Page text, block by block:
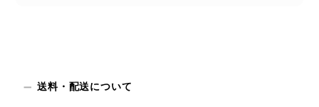
観の印象だけで商品の状態全体を判断
送料・配送について